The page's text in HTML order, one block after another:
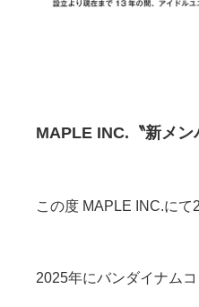
MAPLE INC.〝新メン
この度 MAPLE INC.にて
2025年にバンダイナム